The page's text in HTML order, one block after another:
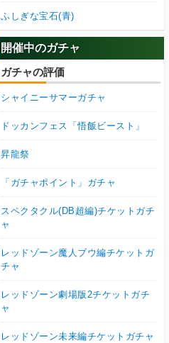
ふしぎな宝石(青)
開催中のガチャ
ガチャの評価
シャイニーサマーガチャ
ドッカンフェス「悟飯ビースト」
昇龍祭
「ガチャポイント」ガチャ
スペクタクル(DB超編)チケットガチ
ャ
レッドゾーン魔人ブウ編チケットガ
チャ
レッドゾーン劇場版2チケットガチ
ャ
レッドゾーン未来編チケットガチャ